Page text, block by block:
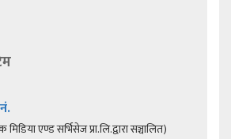
एण्ड सर्भिसेज प्रा.लि.द्वारा सञ्चालित)